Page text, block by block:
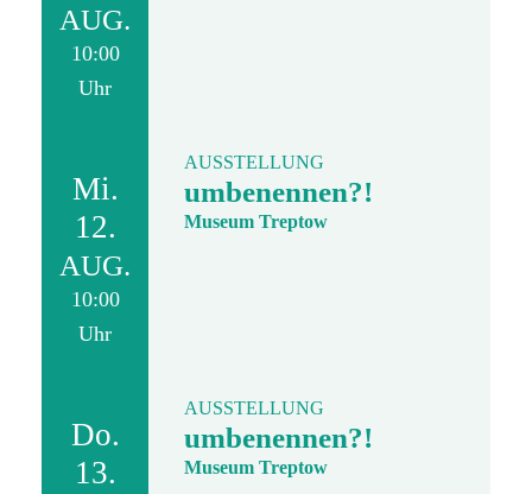
AUG.
10:00
Uhr
Mi.
12.
AUG.
10:00
Uhr
AUSSTELLUNG
umbenennen?!
Museum Treptow
Do.
13.
AUSSTELLUNG
umbenennen?!
Museum Treptow